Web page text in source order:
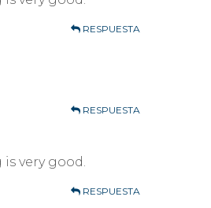
RESPUESTA
RESPUESTA
very good.
RESPUESTA